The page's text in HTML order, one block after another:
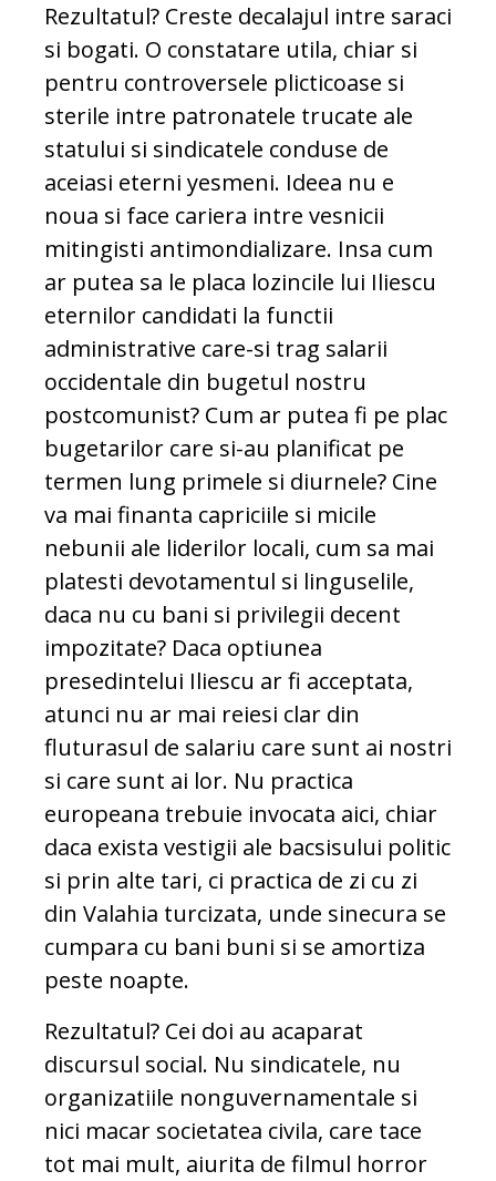
Rezultatul? Creste decalajul intre saraci
si bogati. O constatare utila, chiar si
pentru controversele plicticoase si
sterile intre patronatele trucate ale
statului si sindicatele conduse de
aceiasi eterni yesmeni. Ideea nu e
noua si face cariera intre vesnicii
mitingisti antimondializare. Insa cum
ar putea sa le placa lozincile lui Iliescu
eternilor candidati la functii
administrative care-si trag salarii
occidentale din bugetul nostru
postcomunist? Cum ar putea fi pe plac
bugetarilor care si-au planificat pe
termen lung primele si diurnele? Cine
va mai finanta capriciile si micile
nebunii ale liderilor locali, cum sa mai
platesti devotamentul si linguselile,
daca nu cu bani si privilegii decent
impozitate? Daca optiunea
presedintelui Iliescu ar fi acceptata,
atunci nu ar mai reiesi clar din
fluturasul de salariu care sunt ai nostri
si care sunt ai lor. Nu practica
europeana trebuie invocata aici, chiar
daca exista vestigii ale bacsisului politic
si prin alte tari, ci practica de zi cu zi
din Valahia turcizata, unde sinecura se
cumpara cu bani buni si se amortiza
peste noapte.
Rezultatul? Cei doi au acaparat
discursul social. Nu sindicatele, nu
organizatiile nonguvernamentale si
nici macar societatea civila, care tace
tot mai mult, aiurita de filmul horror